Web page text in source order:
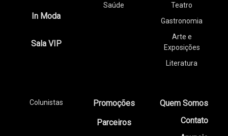
In Moda
Sala VIP
Saúde
Teatro
Gastronomia
Arte e
Exposições
Literatura
Colunistas
Promoções
Parceiros
Quem Somos
Contato